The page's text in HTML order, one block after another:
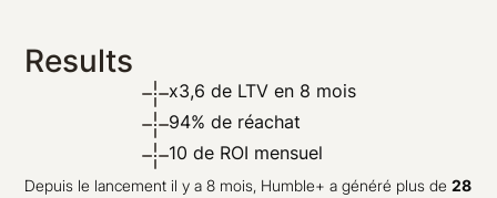
Results
x3,6 de LTV en 8 mois
94% de réachat
10 de ROI mensuel
Depuis le lancement il y a 8 mois, Humble+ a généré plus de28